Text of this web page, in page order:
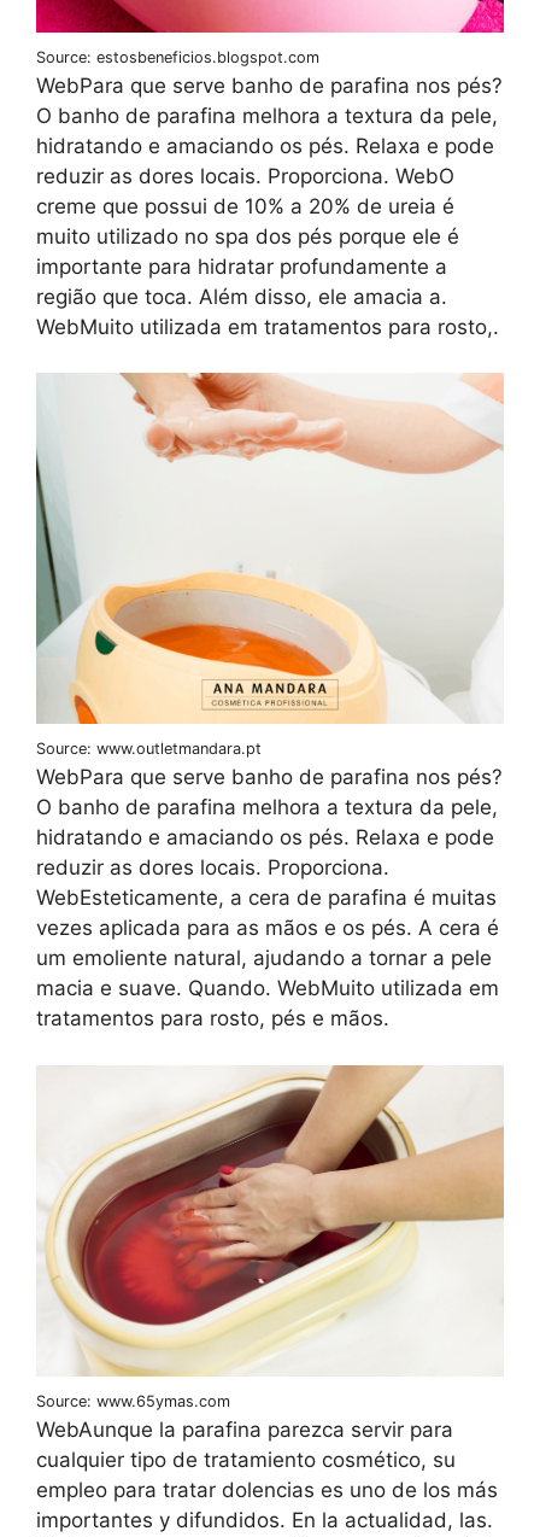
Source: estosbeneficios.blogspot.com
WebPara que serve banho de parafina nos pés?
O banho de parafina melhora a textura da pele,
hidratando e amaciando os pés. Relaxa e pode
reduzir as dores locais. Proporciona. WebO
creme que possui de 10% a 20% de ureia é
muito utilizado no spa dos pés porque ele é
importante para hidratar profundamente a
região que toca. Além disso, ele amacia a.
WebMuito utilizada em tratamentos para rosto,.
Source: www.outletmandara.pt
WebPara que serve banho de parafina nos pés?
O banho de parafina melhora a textura da pele,
hidratando e amaciando os pés. Relaxa e pode
reduzir as dores locais. Proporciona.
WebEsteticamente, a cera de parafina é muitas
vezes aplicada para as mãos e os pés. A cera é
um emoliente natural, ajudando a tornar a pele
macia e suave. Quando. WebMuito utilizada em
tratamentos para rosto, pés e mãos.
Source: www.65ymas.com
WebAunque la parafina parezca servir para
cualquier tipo de tratamiento cosmético, su
empleo para tratar dolencias es uno de los más
importantes y difundidos. En la actualidad, las.